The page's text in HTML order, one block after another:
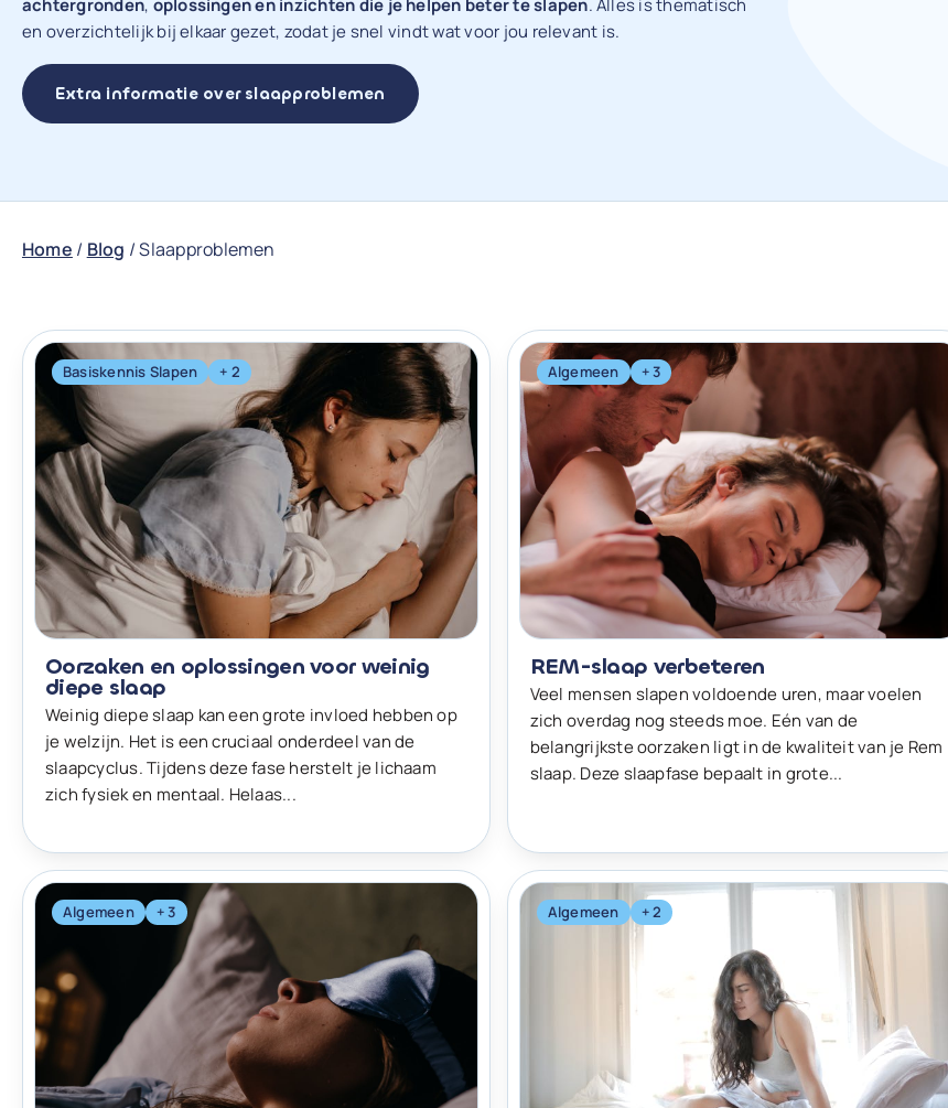
achtergronden, oplossingen en inzichten die je helpen beter te slapen. Alles is thematisch
en overzichtelijk bij elkaar gezet, zodat je snel vindt wat voor jou relevant is.
Extra informatie over slaapproblemen
Home / Blog /Slaapproblemen
Basiskennis Slapen + 2
Oorzaken en oplossingen voor weinig
diepe slaap
Weinig diepe slaap kan een grote invloed hebben op
je welzijn. Het is een cruciaal onderdeel van de
slaapcyclus. Tijdens deze fase herstelt je lichaam
zich fysiek en mentaal. Helaas...
Algemeen + 3
REM-slaap verbeteren
Veel mensen slapen voldoende uren, maar voelen
zich overdag nog steeds moe. Eén van de
belangrijkste oorzaken ligt in de kwaliteit van je Rem
slaap. Deze slaapfase bepaalt in grote...
Algemeen + 3 Algemeen + 2